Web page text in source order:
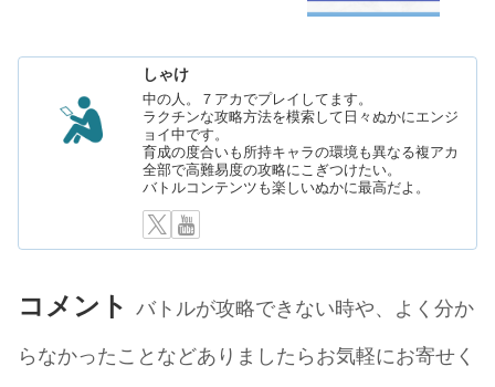
しゃけ
中の人。７アカでプレイしてます。
ラクチンな攻略方法を模索して日々ぬかにエンジ
ョイ中です。
育成の度合いも所持キャラの環境も異なる複アカ
全部で高難易度の攻略にこぎつけたい。
バトルコンテンツも楽しいぬかに最高だよ。
コメント バトルが攻略できない時や、よく分か
らなかったことなどありましたらお気軽にお寄せく